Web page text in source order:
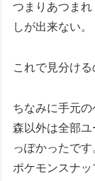
つまりあつま
しが出来ない。
これで見分ける
ちなみに手元
森以外は全部
っぽかったです
ポケモンスナ